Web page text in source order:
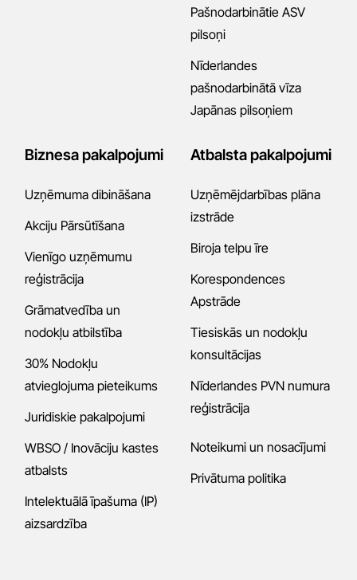
Pašnodarbinātie ASV
pilsoņi
Nīderlandes
pašnodarbinātā vīza
Japānas pilsoņiem
Biznesa pakalpojumi
Uzņēmuma dibināšana
Akciju Pārsūtīšana
Vienīgo uzņēmumu
reģistrācija
Grāmatvedība un
nodokļu atbilstība
30% Nodokļu
atvieglojuma pieteikums
Juridiskie pakalpojumi
WBSO / Inovāciju kastes
atbalsts
Intelektuālā īpašuma (IP)
aizsardzība
Atbalsta pakalpojumi
Uzņēmējdarbības plāna
izstrāde
Biroja telpu īre
Korespondences
Apstrāde
Tiesiskās un nodokļu
konsultācijas
Nīderlandes PVN numura
reģistrācija
Noteikumi un nosacījumi
Privātuma politika